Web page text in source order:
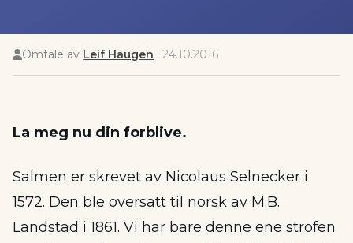
Omtale av Leif Haugen ·24.10.2016
La meg nu din forblive.
Salmen er skrevet av Nicolaus Selnecker i
1572. Den ble oversatt til norsk av M.B.
Landstad i 1861. Vi har bare denne ene strofen